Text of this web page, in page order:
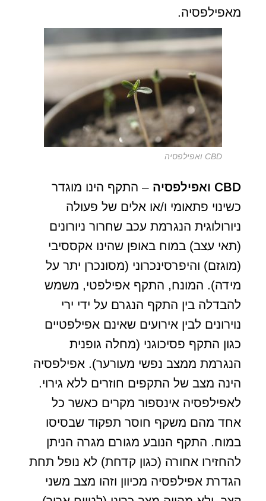
מאפילפסיה.
CBD ואפילפסיה
CBD ואפילפסיה – התקף הינו מוגדר
כשינוי פתאומי ו/או אלים של פעולה
ניורולוגית הנגרמת עכב שחרור ניורונים
(תאי עצב) במוח באופן שהינו אקססיבי
(מוגזם) והיפרסינכרוני (מסונכרן יתר על
מידה). המונח, התקף אפילפטי, משמש
להבדלה בין התקף הנגרם על ידי ירי
נוירונים לבין אירועים שאינם אפילפטיים
כגון התקף פסיכוגני (מחלה גופנית
הנגרמת ממצב נפשי מעורער). אפילפסיה
הינה מצב של התקפים חוזרים ללא גירוי.
לאפילפסיה אינספור מקרים כאשר כל
אחד מהם משקף חוסר תפקוד שבסיסו
במוח. התקף הנובע מגורם מגרה הניתן
להחזירו אחורה (כגון קדחת) לא נופל תחת
הגדרת אפילפסיה מכיוון וזהו מצב משני